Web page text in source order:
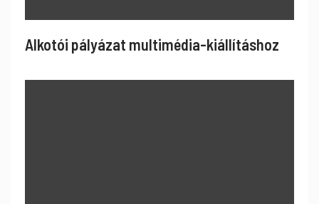
Alkotói pályázat multimédia-kiállításhoz